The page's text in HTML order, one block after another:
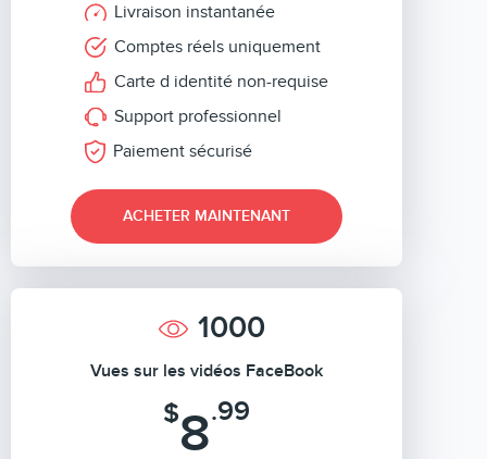
Livraison instantanée
Comptes réels uniquement
Carte d identité non-requise
Support professionnel
Paiement sécurisé
ACHETER MAINTENANT
1000
Vues sur les vidéos FaceBook
$8.99